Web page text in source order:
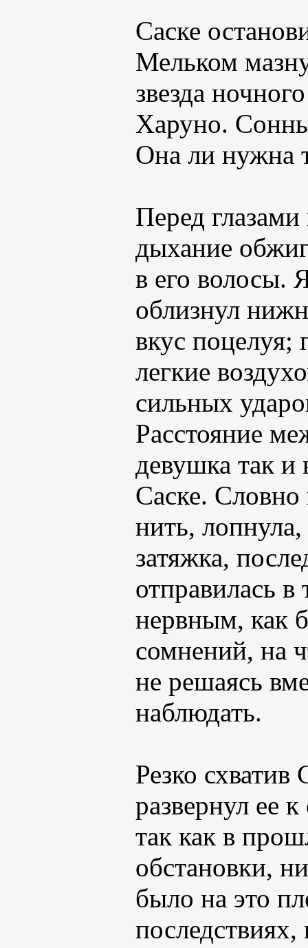
Саске
Мельком
звезда
Харуно.
Она ли нужна
Перед глазами
дыхание
в его волосы.
облизнул
вкус поцелуя;
легкие
сильных
Расстояние
девушка так и
Саске. Словно
нить,
затяжка,
отправилась
нервным, как
сомнений, на
не решаясь
наблюдать.
Резко
развернул ее
так как в
обстановки,
было на это